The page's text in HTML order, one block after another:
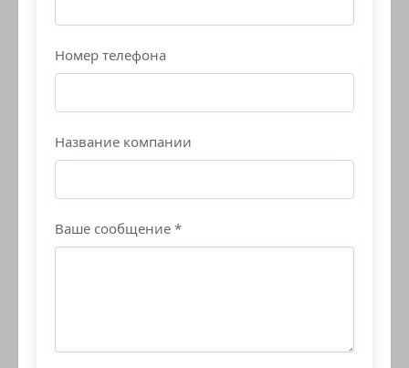
Номер телефона
Название компании
Ваше сообщение *